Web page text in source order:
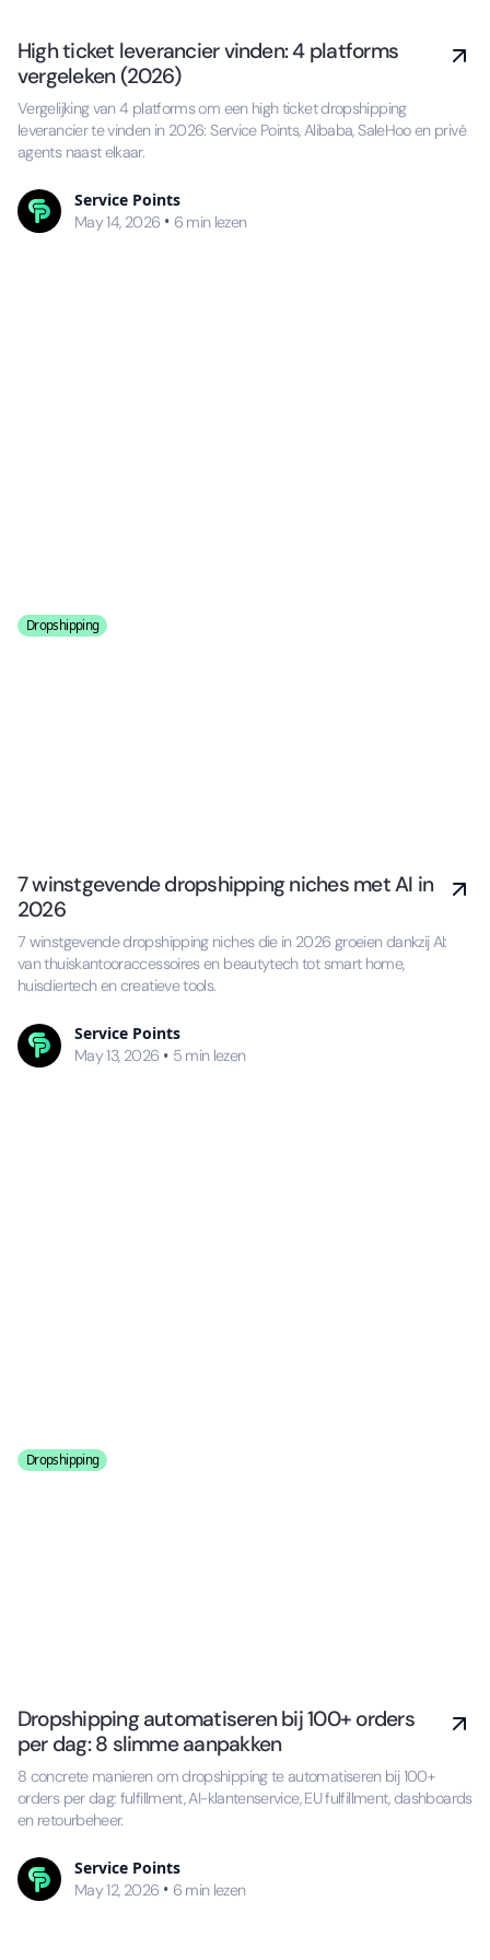
High ticket leverancier vinden: 4 platforms
vergeleken (2026)
Vergelijking van 4 platforms om een high ticket dropshipping
leverancier te vinden in 2026: Service Points, Alibaba, SaleHoo en privé
agents naast elkaar.
Service Points
May 14, 2026 • 6 min lezen
Dropshipping
7 winstgevende dropshipping niches met AI in
2026
7 winstgevende dropshipping niches die in 2026 groeien dankzij AI:
van thuiskantooraccessoires en beautytech tot smart home,
huisdiertech en creatieve tools.
Service Points
May 13, 2026 • 5 min lezen
Dropshipping
Dropshipping automatiseren bij 100+ orders
per dag: 8 slimme aanpakken
8 concrete manieren om dropshipping te automatiseren bij 100+
orders per dag: fulfillment, AI-klantenservice, EU fulfillment, dashboards
en retourbeheer.
Service Points
May 12, 2026 • 6 min lezen